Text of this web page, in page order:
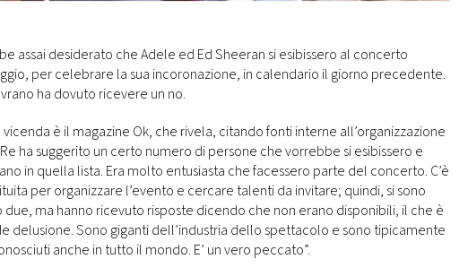
assai desiderato che Adele ed Ed Sheeran si esibissero al concerto
per celebrare la sua incoronazione, in calendario il giorno precedente.
ha dovuto ricevere un no.
è il magazine Ok, che rivela, citando fonti interne all’organizzazione
ha suggerito un certo numero di persone che vorrebbe si esibissero e
in quella lista. Era molto entusiasta che facessero parte del concerto. C’è
per organizzare l’evento e cercare talenti da invitare; quindi, si sono
due, ma hanno ricevuto risposte dicendo che non erano disponibili, il che è
delusione. Sono giganti dell’industria dello spettacolo e sono tipicamente
anche in tutto il mondo. E’ un vero peccato”.